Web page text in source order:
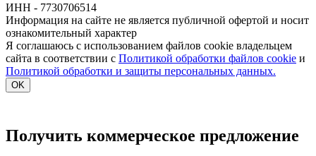
ИНН - 7730706514
Информация на сайте не является публичной офертой и носит
ознакомительный характер
Я соглашаюсь с использованием файлов cookie владельцем
сайта в соответствии с Политикой обработки файлов cookie и
Политикой обработки и защиты персональных данных.
OK
Получить коммерческое предложение